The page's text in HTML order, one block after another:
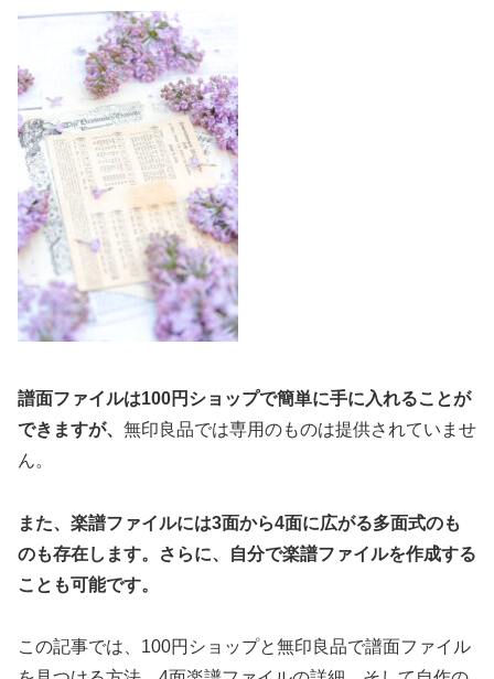
譜面ファイルは100円ショップで簡単に手に入れることが
できますが、 無印良品では専用のものは提供されていませ
ん。
また、楽譜ファイルには3面から4面に広がる多面式のも
のも存在します。さらに、自分で楽譜ファイルを作成する
ことも可能です。
この記事では、100円ショップと無印良品で譜面ファイル